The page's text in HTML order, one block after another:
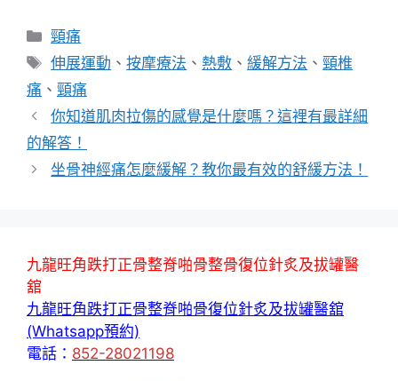
分
類
頸痛
標
籤
伸展運動 、按摩療法 、 熱敷 、緩解方法 、頸椎
痛 、 頸痛
你知道肌肉拉傷的感覺是什麼嗎？這裡有最詳細
的解答！
坐骨神經痛怎麼緩解？教你最有效的舒緩方法！
九龍旺角跌打正骨整脊啪骨整骨復位針炙及拔罐醫
舘
九龍旺角跌打正骨整脊啪骨復位針炙及拔罐醫舘
(Whatsapp預約)
電話： 852-28021198